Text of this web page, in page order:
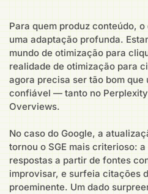
Para quem produz conteúdo,
uma adaptação profunda.
mundo de otimização para
realidade de otimização para
agora precisa ser tão bom que
confiável — tanto no Perplexity
Overviews.
No caso do Google, a
tornou o SGE mais criterioso: a
respostas a partir de fontes
improvisar, e surfeia citações
proeminente. Um dado